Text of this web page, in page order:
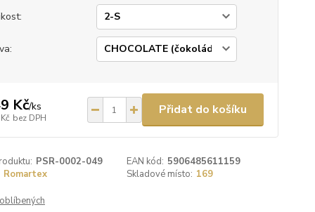
Kč/ks
bez DPH
Přidat do košíku
PSR-0002-049 EAN kód: 5906485611159
Romartex Skladové místo: 169